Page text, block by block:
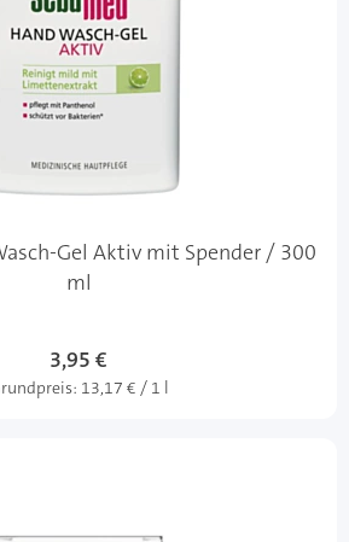
Gel Aktiv mit Spender / 300
ml
3,95 €
13,17 € / 1 l